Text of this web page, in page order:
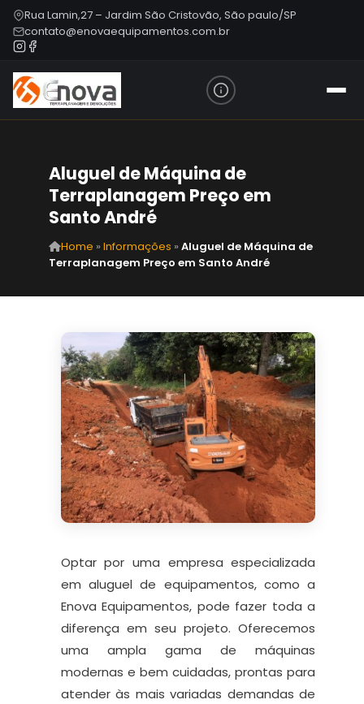
Rua Lamin,27 – Jardim São Cristovão, São paulo/SP
contato@enovaequipamentos.com.br
Aluguel de Máquina de
Terraplanagem Preço em
Santo André
Home » Informações » Aluguel de Máquina de
Terraplanagem Preço em Santo André
Optar por uma empresa especializada
em aluguel de equipamentos, como a
Enova Equipamentos, pode fazer toda a
diferença em seu projeto. Oferecemos
uma ampla gama de máquinas
modernas e bem cuidadas, prontas para
atender às mais variadas demandas de